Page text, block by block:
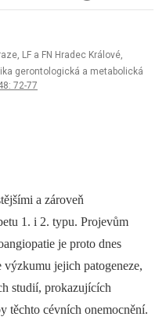
LF a FN Hradec Králové,
gerontologická a metabolická
72-77
a zároveň
1. i 2. typu. Projevům
je proto dnes
jejich patogeneze,
studií, prokazujících
těchto cévních onemocnění.